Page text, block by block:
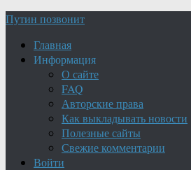
Путин позвонит
Главная
Информация
О сайте
FAQ
Авторские права
Как выкладывать новости
Полезные сайты
Свежие комментарии
Войти